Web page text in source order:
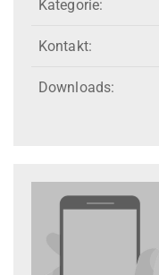
Kategorie:
Kontakt:
Downloads: